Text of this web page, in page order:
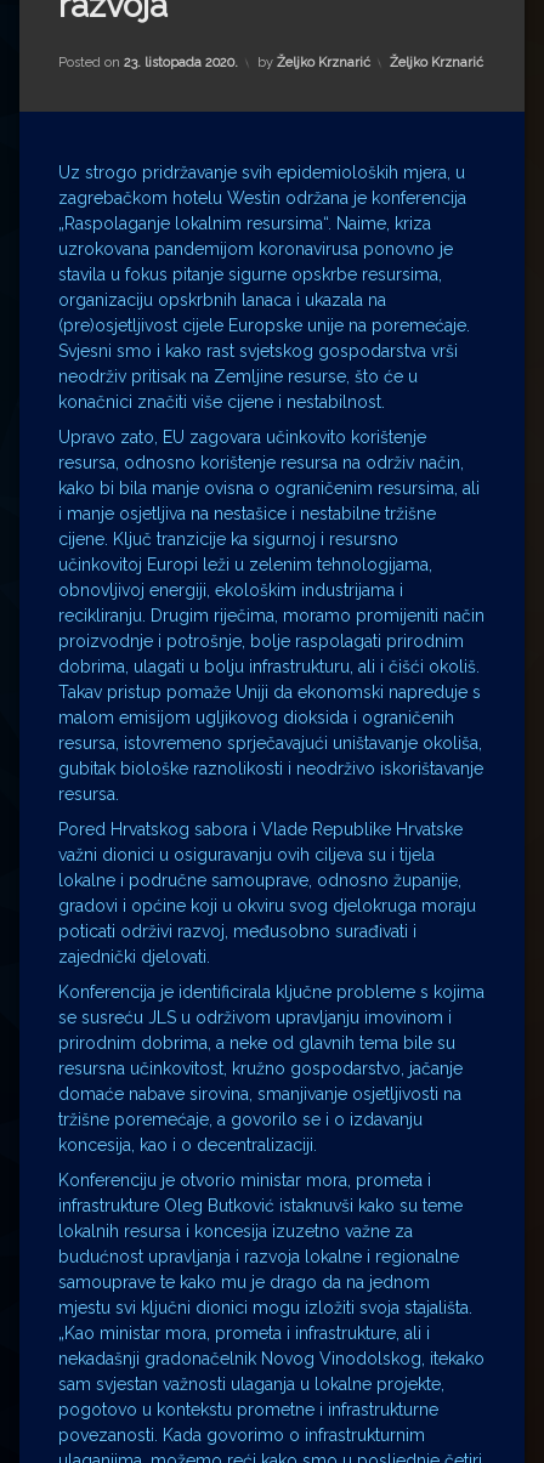
Impressum
Milenko Strižak
Drugi autori
Drugi autori
Ljiljana Lekanić-Kljaić
Željko Krznarić
Mario Lovreković
Miroslav Šantek
Posted on 23. listopada 2020. by Željko Krznarić Kategorije:
Željko Krznarić
Uz strogo pridržavanje svih epidemioloških mjera, u
zagrebačkom hotelu Westin održana je konferencija
„Raspolaganje lokalnim resursima“. Naime, kriza
uzrokovana pandemijom koronavirusa ponovno je
stavila u fokus pitanje sigurne opskrbe resursima,
organizaciju opskrbnih lanaca i ukazala na
(pre)osjetljivost cijele Europske unije na poremećaje.
Svjesni smo i kako rast svjetskog gospodarstva vrši
neodrživ pritisak na Zemljine resurse, što će u
konačnici značiti više cijene i nestabilnost.
Upravo zato, EU zagovara učinkovito korištenje
resursa, odnosno korištenje resursa na održiv način,
kako bi bila manje ovisna o ograničenim resursima, ali
i manje osjetljiva na nestašice i nestabilne tržišne
cijene. Ključ tranzicije ka sigurnoj i resursno
učinkovitoj Europi leži u zelenim tehnologijama,
obnovljivoj energiji, ekološkim industrijama i
recikliranju. Drugim riječima, moramo promijeniti način
proizvodnje i potrošnje, bolje raspolagati prirodnim
dobrima, ulagati u bolju infrastrukturu, ali i čišći okoliš.
Takav pristup pomaže Uniji da ekonomski napreduje s
malom emisijom ugljikovog dioksida i ograničenih
resursa, istovremeno sprječavajući uništavanje okoliša,
gubitak biološke raznolikosti i neodrživo iskorištavanje
resursa.
Pored Hrvatskog sabora i Vlade Republike Hrvatske
važni dionici u osiguravanju ovih ciljeva su i tijela
lokalne i područne samouprave, odnosno županije,
gradovi i općine koji u okviru svog djelokruga moraju
poticati održivi razvoj, međusobno surađivati i
zajednički djelovati.
Konferencija je identificirala ključne probleme s kojima
se susreću JLS u održivom upravljanju imovinom i
prirodnim dobrima, a neke od glavnih tema bile su
resursna učinkovitost, kružno gospodarstvo, jačanje
domaće nabave sirovina, smanjivanje osjetljivosti na
tržišne poremećaje, a govorilo se i o izdavanju
koncesija, kao i o decentralizaciji.
Konferenciju je otvorio ministar mora, prometa i
infrastrukture Oleg Butković istaknuvši kako su teme
lokalnih resursa i koncesija izuzetno važne za
budućnost upravljanja i razvoja lokalne i regionalne
samouprave te kako mu je drago da na jednom
mjestu svi ključni dionici mogu izložiti svoja stajališta.
„Kao ministar mora, prometa i infrastrukture, ali i
nekadašnji gradonačelnik Novog Vinodolskog, itekako
sam svjestan važnosti ulaganja u lokalne projekte,
pogotovo u kontekstu prometne i infrastrukturne
povezanosti. Kada govorimo o infrastrukturnim